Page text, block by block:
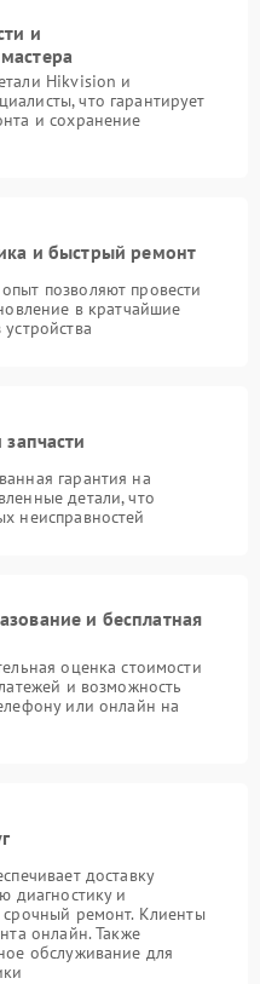
и
Hikvision и
что гарантирует
и сохранение
и быстрый ремонт
позволяют провести
в кратчайшие
гарантия на
детали, что
неисправностей
и бесплатная
оценка стоимости
и возможность
или онлайн на
доставку
диагностику и
срочный ремонт. Клиенты
онлайн. Также
обслуживание для